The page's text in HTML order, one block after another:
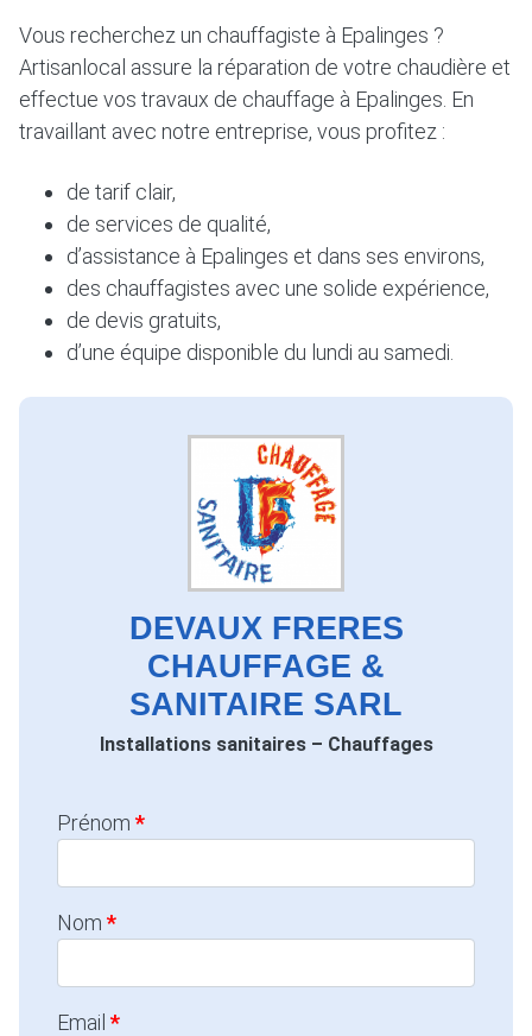
Vous recherchez un chauffagiste à Epalinges ?
Artisanlocal assure la réparation de votre chaudière et
effectue vos travaux de chauffage à Epalinges. En
travaillant avec notre entreprise, vous profitez :
de tarif clair,
de services de qualité,
d’assistance à Epalinges et dans ses environs,
des chauffagistes avec une solide expérience,
de devis gratuits,
d’une équipe disponible du lundi au samedi.
DEVAUX FRERES
CHAUFFAGE &
SANITAIRE SARL
Installations sanitaires – Chauffages
Prénom
Nom
Email